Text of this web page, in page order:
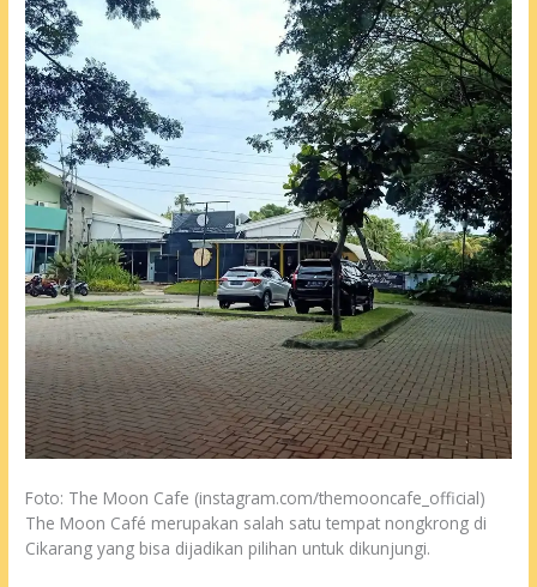
Foto: The Moon Cafe (instagram.com/themooncafe_official)
The Moon Café merupakan salah satu tempat nongkrong di
Cikarang yang bisa dijadikan pilihan untuk dikunjungi.